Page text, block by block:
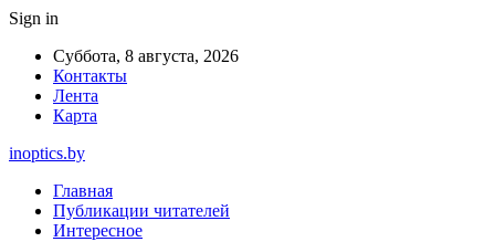
Sign in
Суббота, 8 августа, 2026
Контакты
Лента
Карта
inoptics.by
Главная
Публикации читателей
Интересное